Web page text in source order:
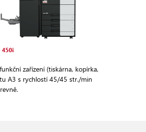
450i
zařízení (tiskárna, kopírka,
A3 s rychlostí 45/45 str./min